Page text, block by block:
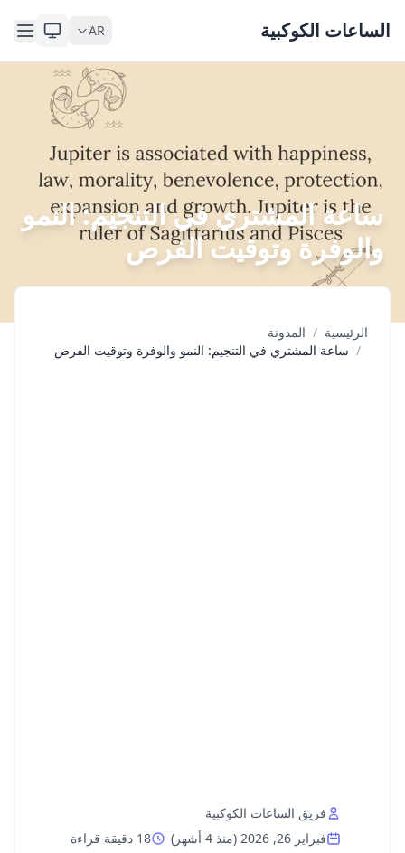
الساعات الكوكبية AR
ساعة المشتري في التنجيم: النمو
والوفرة وتوقيت الفرص
الرئيسية / المدونة
/ ساعة المشتري في التنجيم: النمو والوفرة وتوقيت الفرص
فريق الساعات الكوكبية
فبراير 26, 2026
(منذ 4 أشهر ) 18 دقيقة قراءة